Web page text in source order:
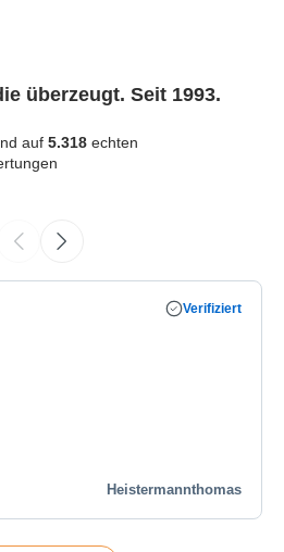
überzeugt. Seit 1993.
auf 5.318 echten
Verifiziert
Heistermannthomas